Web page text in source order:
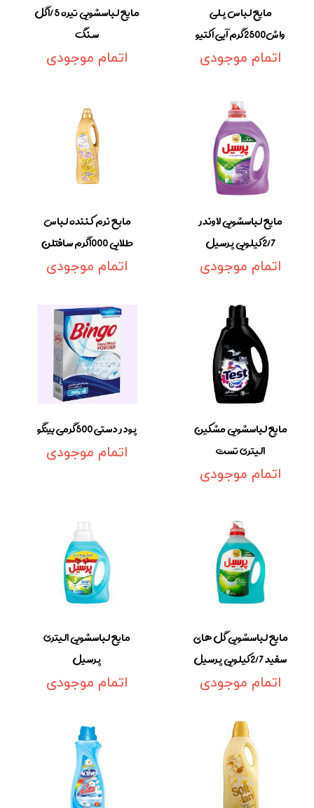
مایع لباس پلی
واش2500گرم آبی اکتیو
اتمام موجودی
مایع لباسشویی تیره 1/5گل
سنگ
اتمام موجودی
مایع لباسشویی لاوندر
2/7کیلویی پرسیل
اتمام موجودی
مابع نرم کننده لباس
طلایی 1000گرم سافتلن
اتمام موجودی
مایع لباسشویی مشکین
1لیتری تست
اتمام موجودی
پودر دستی 500گرمی بینگو
اتمام موجودی
مایع لباسشویی گل های
سفید 2/7کیلویی پرسیل
اتمام موجودی
مایع لباسشویی 1لیتری
پرسیل
اتمام موجودی